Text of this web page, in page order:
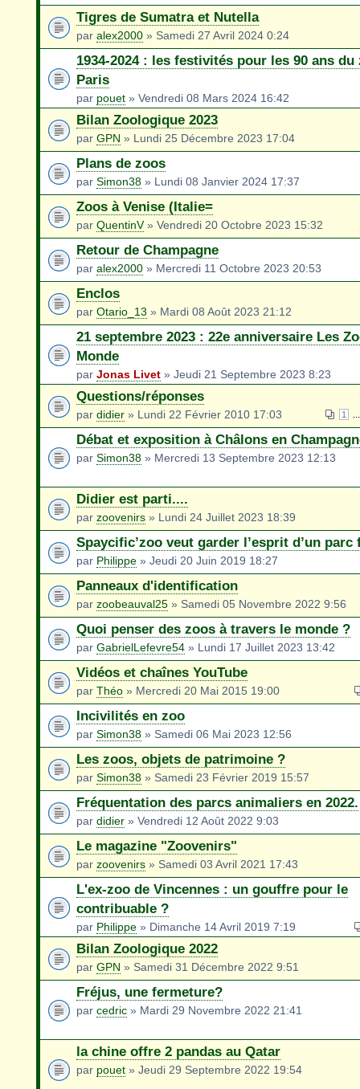
Tigres de Sumatra et Nutella
par alex2000 » Samedi 27 Avril 2024 0:24
1934-2024 : les festivités pour les 90 ans du
Paris
par pouet » Vendredi 08 Mars 2024 16:42
Bilan Zoologique 2023
par GPN » Lundi 25 Décembre 2023 17:04
Plans de zoos
par Simon38 » Lundi 08 Janvier 2024 17:37
Zoos à Venise (Italie=
par QuentinV» Vendredi 20 Octobre 2023 15:32
Retour de Champagne
par alex2000 » Mercredi 11 Octobre 2023 20:53
Enclos
par Otario_13 » Mardi 08 Août 2023 21:12
21 septembre 2023 : 22e anniversaire Les
Monde
par Jonas Livet » Jeudi 21 Septembre 2023 8:23
Questions/réponses
1
par didier » Lundi 22 Février 2010 17:03
Débat et exposition à Châlons en
par Simon38 » Mercredi 13 Septembre 2023 12:13
Didier est parti....
par zoovenirs » Lundi 24 Juillet 2023 18:39
Spaycific’zoo veut garder l’esprit d’un parc
par Philippe » Jeudi 20 Juin 2019 18:27
Panneaux d'identification
par zoobeauval25 » Samedi 05 Novembre 2022 9:56
Quoi penser des zoos à travers le monde ?
par GabrielLefevre54 » Lundi 17 Juillet 2023 13:42
Vidéos et chaînes YouTube
par Théo » Mercredi 20 Mai 2015 19:00
Incivilités en zoo
par Simon38 » Samedi 06 Mai 2023 12:56
Les zoos, objets de patrimoine ?
par Simon38 » Samedi 23 Février 2019 15:57
Fréquentation des parcs animaliers en 2022.
par didier » Vendredi 12 Août 2022 9:03
Le magazine "Zoovenirs"
par zoovenirs » Samedi 03 Avril 2021 17:43
L'ex-zoo de Vincennes : un gouffre pour le
contribuable ?
par Philippe » Dimanche 14 Avril 2019 7:19
Bilan Zoologique 2022
par GPN » Samedi 31 Décembre 2022 9:51
Fréjus, une fermeture?
par cedric » Mardi 29 Novembre 2022 21:41
la chine offre 2 pandas au Qatar
par pouet » Jeudi 29 Septembre 2022 19:54